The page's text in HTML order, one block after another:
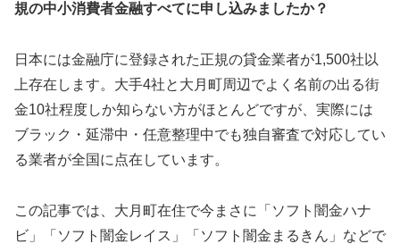
規の中小消費者金融すべてに申し込みましたか？
日本には金融庁に登録された正規の貸金業者が1,500社以
上存在します。大手4社と大月町周辺でよく名前の出る街
金10社程度しか知らない方がほとんどですが、実際には
ブラック・延滞中・任意整理中でも独自審査で対応してい
る業者が全国に点在しています。
この記事では、大月町在住で今まさに「ソフト闇金ハナ
ビ」「ソフト闇金レイス」「ソフト闇金まるきん」などで